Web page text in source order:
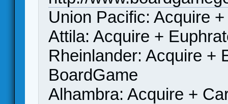
Union Pacific: Acquire
Attila: Acquire +
Rheinlander: Acquire +
BoardGame
Alhambra: Acquire +